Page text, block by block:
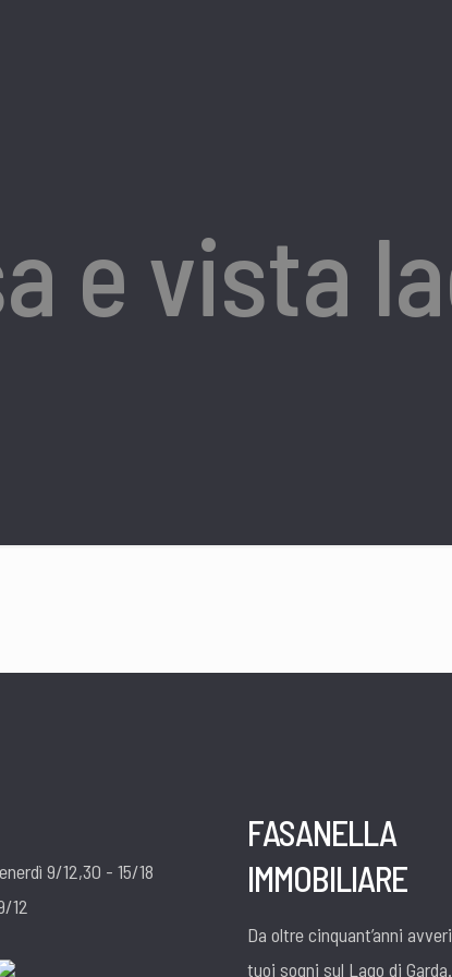
e vista
9/12,30 - 15/18
12
FASANELLA
IMMOBILIARE
Da oltre cinquant’anni
tuoi sogni sul Lago di Garda.